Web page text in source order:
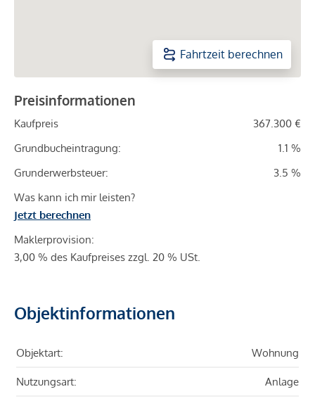
Fahrtzeit berechnen
Preisinformationen
Kaufpreis
367.300 €
Grundbucheintragung:
1.1 %
Grunderwerbsteuer:
3.5 %
Was kann ich mir leisten?
Jetzt berechnen
Maklerprovision:
3,00 % des Kaufpreises zzgl. 20 % USt.
Objektinformationen
Objektart: Wohnung
Nutzungsart: Anlage